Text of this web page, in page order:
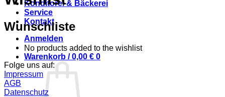
Konditorei & Bäckerei
Service
Kontakt
Anmelden
Warenkorb /0,00 € 0
Wunschliste
No products added to the wishlist
Folge uns auf:
Impressum
AGB
Datenschutz